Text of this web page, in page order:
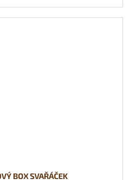
BOX SVAŘÁČEK